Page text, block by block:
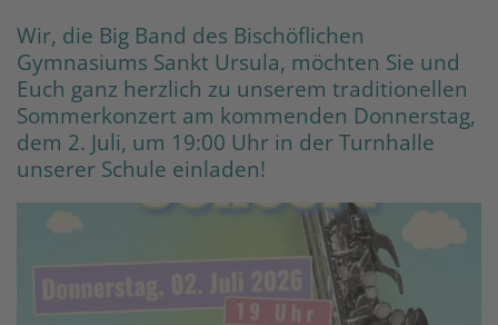
Wir, die Big Band des Bischöflichen
Gymnasiums Sankt Ursula, möchten Sie und
Euch ganz herzlich zu unserem traditionellen
Sommerkonzert am kommenden Donnerstag,
dem 2. Juli, um 19:00 Uhr in der Turnhalle
unserer Schule einladen!